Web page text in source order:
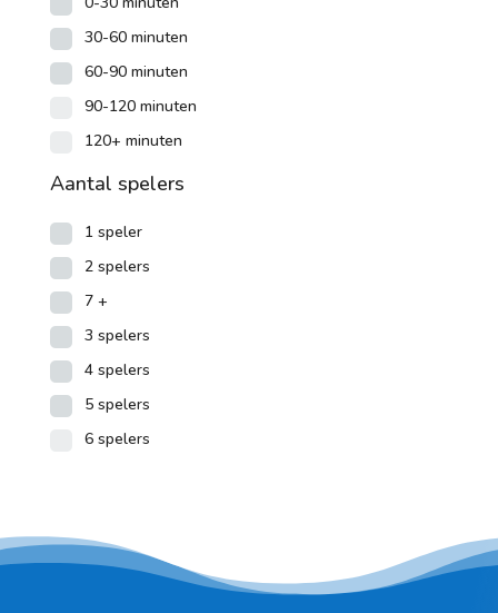
30-60 minuten
60-90 minuten
90-120 minuten
120+ minuten
Aantal spelers
1 speler
2 spelers
7 +
3 spelers
4 spelers
5 spelers
6 spelers